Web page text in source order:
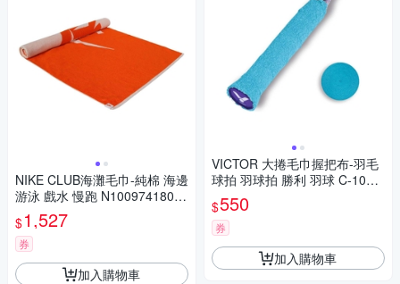
NIKE CLUB海灘毛巾-純棉 海邊
游泳 戲水 慢跑 N1009741808
OS 橘白
$1,527
券
加入購物車
VICTOR 大捲毛巾握把布-羽毛
球拍 羽球拍 勝利 羽球 C-1025
M 天藍
$550
券
加入購物車